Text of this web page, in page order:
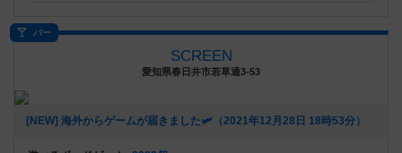
バー
SCREEN
愛知県春日井市若草通3-53
[NEW] 海外からゲームが届きました🛩（2021年12月28日 18時53分）